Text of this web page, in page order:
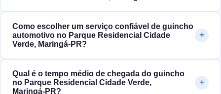
Como escolher um serviço confiável de guincho
automotivo no Parque Residencial Cidade
Verde, Maringá‑PR?
Qual é o tempo médio de chegada do guincho
no Parque Residencial Cidade Verde,
Maringá‑PR?